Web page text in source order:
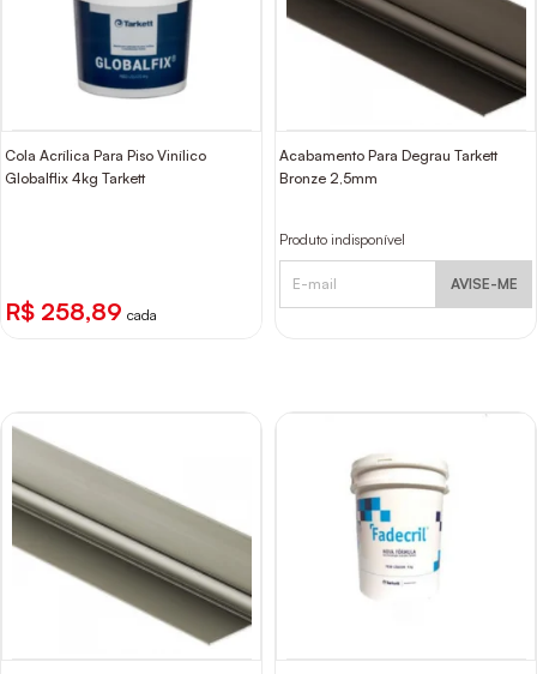
Cola Acrílica Para Piso Vinílico
Globalflix 4kg Tarkett
R$ 258,89 cada
Acabamento Para Degrau Tarkett
Bronze 2,5mm
Produto indisponível
AVISE-ME